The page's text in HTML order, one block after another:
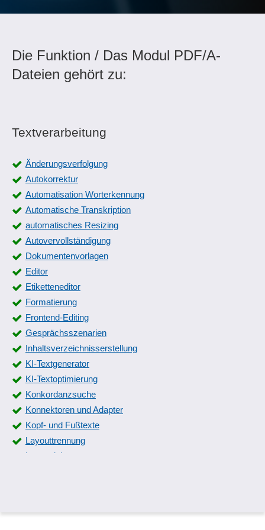
Die Funktion / Das Modul PDF/A-
Dateien gehört zu:
Textverarbeitung
Änderungsverfolgung
Autokorrektur
Automatisation Worterkennung
Automatische Transkription
automatisches Resizing
Autovervollständigung
Dokumentenvorlagen
Editor
Etiketteneditor
Formatierung
Frontend-Editing
Gesprächsszenarien
Inhaltsverzeichnisserstellung
KI-Textgenerator
KI-Textoptimierung
Konkordanzsuche
Konnektoren und Adapter
Kopf- und Fußtexte
Layouttrennung
Lesezeichen
PDF-Datei